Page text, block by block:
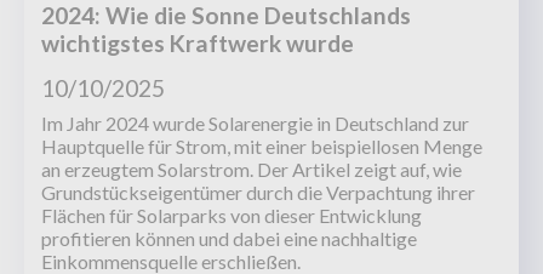
2024: Wie die Sonne Deutschlands
wichtigstes Kraftwerk wurde
10/10/2025
Im Jahr 2024 wurde Solarenergie in Deutschland zur
Hauptquelle für Strom, mit einer beispiellosen Menge
an erzeugtem Solarstrom. Der Artikel zeigt auf, wie
Grundstückseigentümer durch die Verpachtung ihrer
Flächen für Solarparks von dieser Entwicklung
profitieren können und dabei eine nachhaltige
Einkommensquelle erschließen.